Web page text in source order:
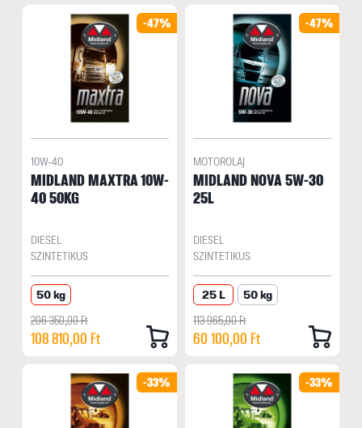
-47%
10W-40
MIDLAND MAXTRA 10W-
40 50KG
DIESEL
SZINTETIKUS
50 kg
206 350,00 Ft
108 810,00 Ft
-47%
MOTOROLAJ
MIDLAND NOVA 5W-30
25L
DIESEL
SZINTETIKUS
25 L 50 kg
113 965,00 Ft
60 100,00 Ft
-33% -33%